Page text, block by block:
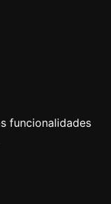
funcionalidades